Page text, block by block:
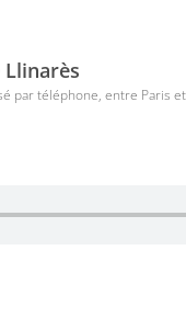
par téléphone, entre Paris